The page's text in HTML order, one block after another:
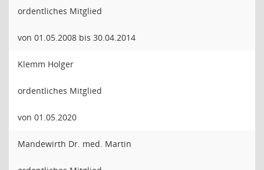
ordentliches Mitglied
von 01.05.2008 bis 30.04.2014
Klemm Holger
ordentliches Mitglied
von 01.05.2020
Mandewirth Dr. med. Martin